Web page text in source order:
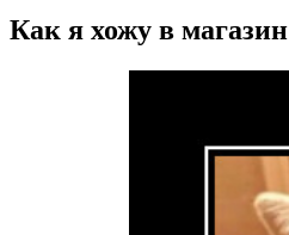
Как я хожу в магазин